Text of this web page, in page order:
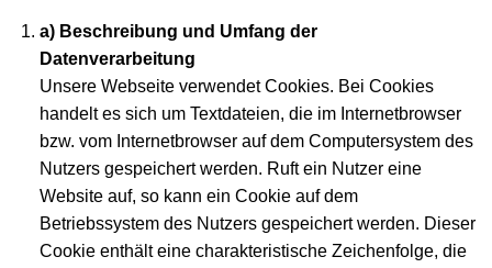
a) Beschreibung und Umfang der
Datenverarbeitung
Unsere Webseite verwendet Cookies. Bei Cookies
handelt es sich um Textdateien, die im Internetbrowser
bzw. vom Internetbrowser auf dem Computersystem des
Nutzers gespeichert werden. Ruft ein Nutzer eine
Website auf, so kann ein Cookie auf dem
Betriebssystem des Nutzers gespeichert werden. Dieser
Cookie enthält eine charakteristische Zeichenfolge, die